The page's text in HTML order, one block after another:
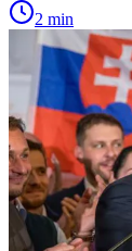
2 min